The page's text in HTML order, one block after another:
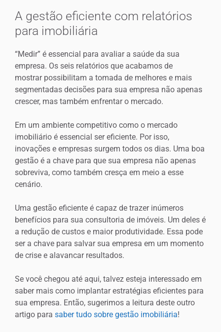
A gestão eficiente com relatórios
para imobiliária
“Medir” é essencial para avaliar a saúde da sua
empresa. Os seis relatórios que acabamos de
mostrar possibilitam a tomada de melhores e mais
segmentadas decisões para sua empresa não apenas
crescer, mas também enfrentar o mercado.
Em um ambiente competitivo como o mercado
imobiliário é essencial ser eficiente. Por isso,
inovações e empresas surgem todos os dias. Uma boa
gestão é a chave para que sua empresa não apenas
sobreviva, como também cresça em meio a esse
cenário.
Uma gestão eficiente é capaz de trazer inúmeros
benefícios para sua consultoria de imóveis. Um deles é
a redução de custos e maior produtividade. Essa pode
ser a chave para salvar sua empresa em um momento
de crise e alavancar resultados.
Se você chegou até aqui, talvez esteja interessado em
saber mais como implantar estratégias eficientes para
sua empresa. Então, sugerimos a leitura deste outro
artigo para saber tudo sobre gestão imobiliária!